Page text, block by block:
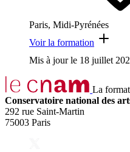
Paris, Midi-Pyrénées
Voir la formation
Mis à jour le 18 juillet
La
Conservatoire national des
292 rue Saint-Martin
75003 Paris